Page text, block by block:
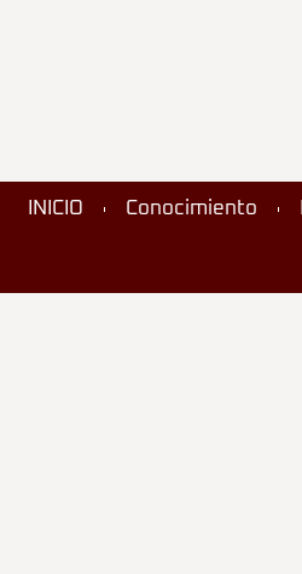
INICIO Conocimiento